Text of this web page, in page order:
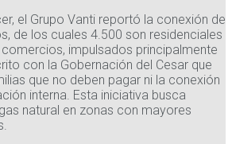
el Grupo Vanti reportó la conexión de
de los cuales 4.500 son residenciales
impulsados principalmente
con la Gobernación del Cesar que
que no deben pagar ni la conexión
interna. Esta iniciativa busca
natural en zonas con mayores